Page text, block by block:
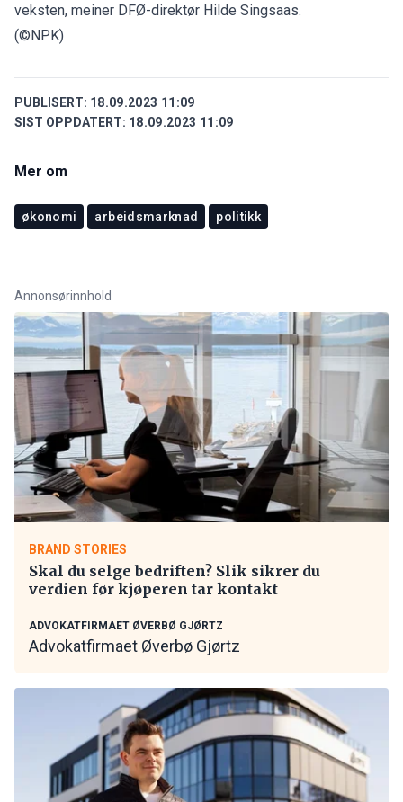
veksten, meiner DFØ-direktør Hilde Singsaas.
(©NPK)
PUBLISERT: 18.09.2023 11:09
SIST OPPDATERT: 18.09.2023 11:09
Mer om
økonomi arbeidsmarknad politikk
Annonsørinnhold
BRAND STORIES
Skal du selge bedriften? Slik sikrer du
verdien før kjøperen tar kontakt
ADVOKATFIRMAET ØVERBØ GJØRTZ
Advokatfirmaet Øverbø Gjørtz